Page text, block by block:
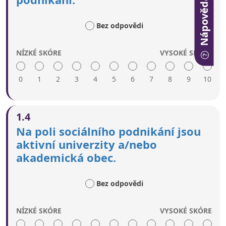
Nápověda
Sociální podnikatelé slouží za vzor.
Sociální podniky jsou propagovány různými
komunikačními kanály [tj. online, tisk, rádio a
místní komunitní sdělovací prostředky].
Bez odpovědi
NÍZKÉ SKÓRE
0 1 2 3 4 5 6 7 8 9
VYSOKÉ SKÓRE
10
prostřednictvím vzdělávání neexistuje nebo je
pouze omezené.
Sociální podnikání je propagováno
primární, sekundární, terciární vzdělávání) a
neformálního učení.
1.4
Na poli sociálního podnikání jsou
aktivní univerzity a/nebo
akademická obec.
Bez odpovědi
NÍZKÉ SKÓRE VYSOKÉ SKÓRE